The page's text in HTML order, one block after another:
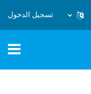
إدخال البحث
تسجيل الدخول